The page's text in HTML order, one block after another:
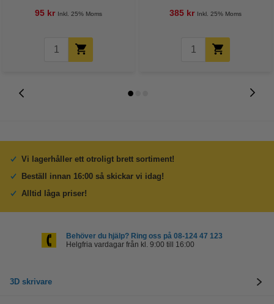
95 kr Inkl. 25% Moms 385 kr Inkl. 25% Moms
Vi lagerhåller ett otroligt brett sortiment!
Beställ innan 16:00 så skickar vi idag!
Alltid låga priser!
Behöver du hjälp? Ring oss på 08-124 47 123
Helgfria vardagar från kl. 9:00 till 16:00
3D skrivare